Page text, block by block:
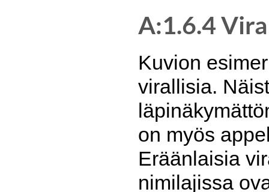
A:1.6.4
Kuvion
virallisia.
on myös
Eräänlaisia
nimilajissa